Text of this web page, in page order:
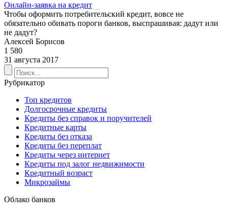
Онлайн-заявка на кредит
Чтобы оформить потребительский кредит, вовсе не
обязательно обивать пороги банков, выспрашивая: дадут или
не дадут?
Алексей Борисов
1 580
31 августа 2017
Рубрикатор
Топ кредитов
Долгосрочные кредиты
Кредиты без справок и поручителей
Кредитные карты
Кредиты без отказа
Кредиты без переплат
Кредиты через интернет
Кредиты под залог недвижимости
Кредитный возраст
Микрозаймы
Облако банков